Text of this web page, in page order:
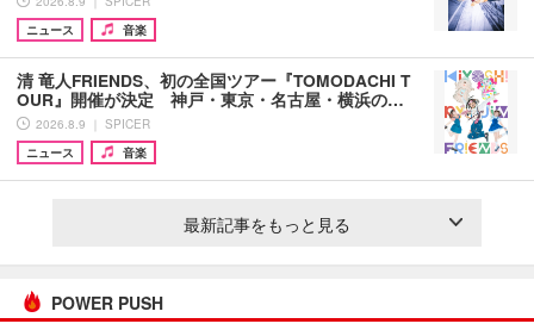
ニュース
音楽
清 竜人FRIENDS、初の全国ツアー『TOMODACHI T
OUR』開催が決定 神戸・東京・名古屋・横浜の…
2026.8.9 ｜ SPICER
ニュース
音楽
最新記事をもっと見る
POWER PUSH